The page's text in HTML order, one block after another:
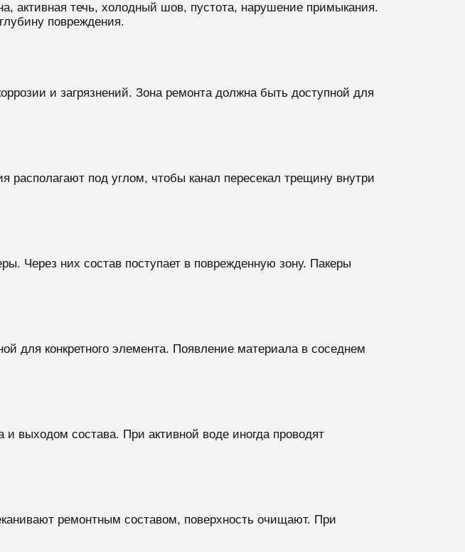
активная течь, холодный шов, пустота, нарушение примыкания.
повреждения.
и загрязнений. Зона ремонта должна быть доступной для
под углом, чтобы канал пересекал трещину внутри
Через них состав поступает в поврежденную зону. Пакеры
для конкретного элемента. Появление материала в соседнем
выходом состава. При активной воде иногда проводят
ремонтным составом, поверхность очищают. При